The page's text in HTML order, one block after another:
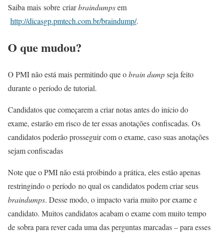
Saiba mais sobre criarbraindumpsem
http://dicasgp.pmtech.com.br/braindump/.
O que mudou?
O PMI não está mais permitindo que obrain dumpseja feito
durante o período de tutorial.
Candidatos que começarem a criar notas antes do início do
exame, estarão em risco de ter essas anotações confiscadas. Os
candidatos poderão prosseguir com o exame, caso suas anotações
sejam confiscadas
Note que o PMI não está proibindo a prática, eles estão apenas
restringindo o período no qual os candidatos podem criar seus
braindumps. Desse modo, o impacto varia muito por exame e
candidato. Muitos candidatos acabam o exame com muito tempo
de sobra para rever cada uma das perguntas marcadas – para esses